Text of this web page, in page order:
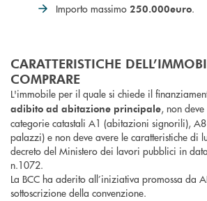
Importo massimo 250.000euro.
CARATTERISTICHE
COMPRARE
L'immobile per il quale si chiede il
adibito ad abitazione principale, non
categorie catastali A1 (abitazioni signorili),
palazzi) e non deve avere le caratteristiche di
decreto del Ministero dei lavori pubblici in
n.1072.
La BCC ha aderito all’iniziativa promossa da
sottoscrizione della convenzione.